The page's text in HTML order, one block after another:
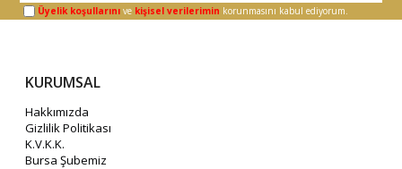
Üyelik koşullarını ve kişisel verilerimin korunmasını kabul ediyorum.
KURUMSAL
Hakkımızda
Gizlilik Politikası
K.V.K.K.
Bursa Şubemiz